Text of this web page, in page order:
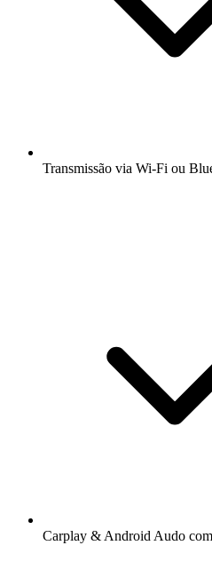
Transmissão via Wi-Fi ou
Carplay & Android Audo